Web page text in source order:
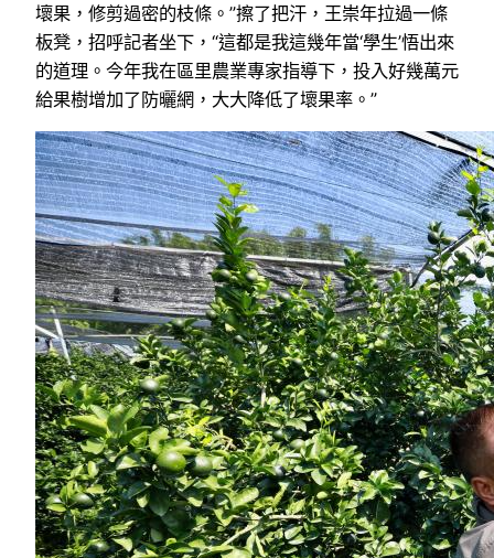
壞果，修剪過密的枝條。”擦了把汗，王崇年拉過一條
板凳，招呼記者坐下，“這都是我這幾年當‘學生’悟出來
的道理。今年我在區里農業專家指導下，投入好幾萬元
給果樹增加了防曬網，大大降低了壞果率。”